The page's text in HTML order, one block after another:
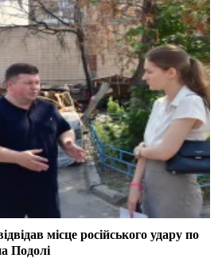
місце російського удару по
Подолі